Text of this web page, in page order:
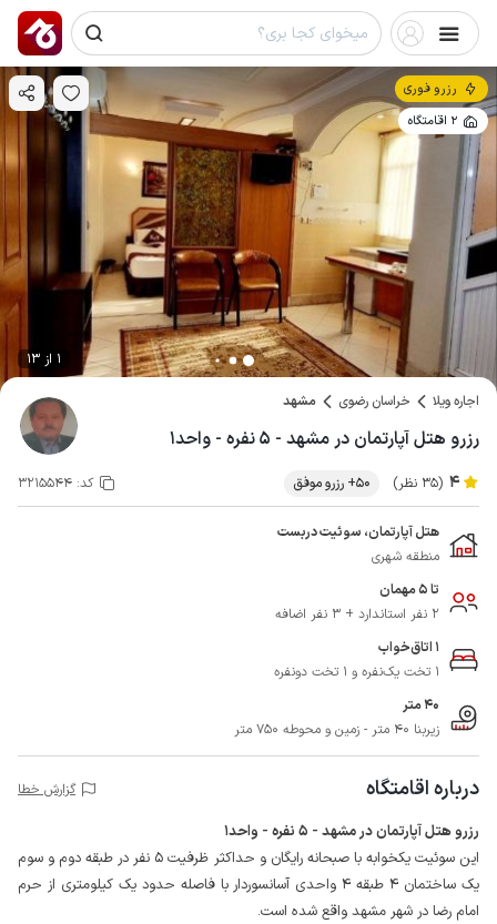
رزرو فوری
2 اقامتگاه
1 از 13
اجاره ویلا خراسان رضوی مشهد
رزرو هتل آپارتمان در مشهد - ۵ نفره - واحد۱
4 (35 نظر) 50+ رزرو موفق کد: 3215544
هتل آپارتمان، سوئیت دربست
منطقه شهری
تا 5 مهمان
2 نفر استاندارد + 3 نفر اضافه
1 اتاق‌خواب
1 تخت یک‌نفره و 1 تخت دونفره
40 متر
زیربنا 40 متر - زمین و محوطه 750 متر
درباره اقامتگاه گزارش خطا
رزرو هتل آپارتمان در مشهد - 5 نفره - واحد1
این سوئیت یکخوابه با صبحانه رایگان و حداکثر ظرفیت 5 نفر در طبقه دوم و سوم
یک ساختمان 4 طبقه 4 واحدی آسانسوردار با فاصله حدود یک کیلومتری از حرم
امام رضا در شهر مشهد واقع شده است.